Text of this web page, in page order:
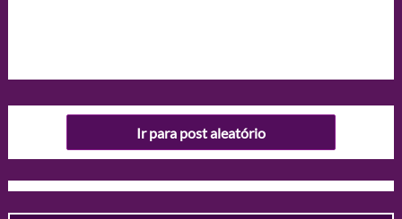
Ir para post aleatório